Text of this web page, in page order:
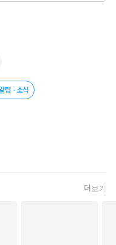
림 · 소식
더보기